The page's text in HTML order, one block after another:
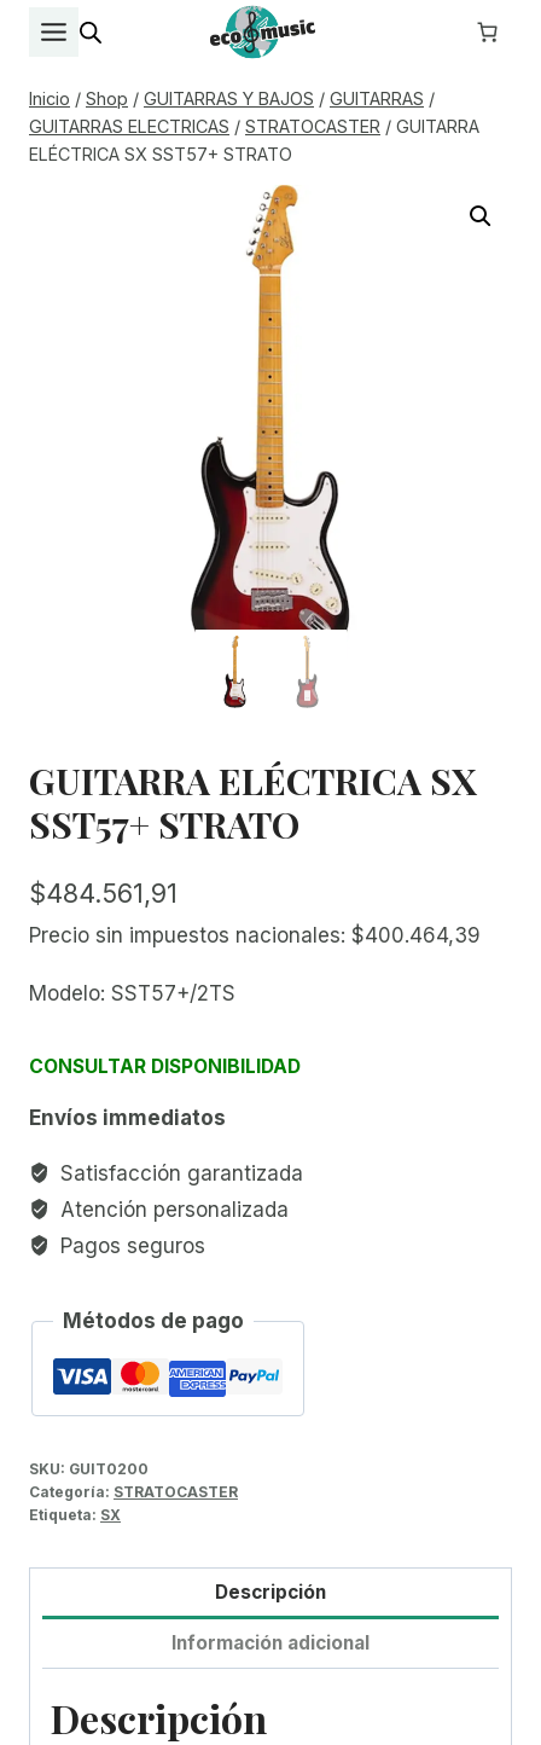
Inicio / Shop / GUITARRAS Y BAJOS / GUITARRAS /
GUITARRAS ELECTRICAS / STRATOCASTER / GUITARRA
ELÉCTRICA SX SST57+ STRATO
GUITARRA ELÉCTRICA SX
SST57+ STRATO
$484.561,91
Precio sin impuestos nacionales: $400.464,39
Modelo: SST57+/2TS
CONSULTAR DISPONIBILIDAD
Envíos immediatos
Satisfacción garantizada
Atención personalizada
Pagos seguros
Métodos de pago
SKU: GUIT0200
Categoría: STRATOCASTER
Etiqueta: SX
Descripción
Información adicional
Descripción